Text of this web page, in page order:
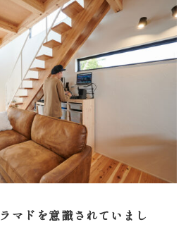
マドを意識されていまし